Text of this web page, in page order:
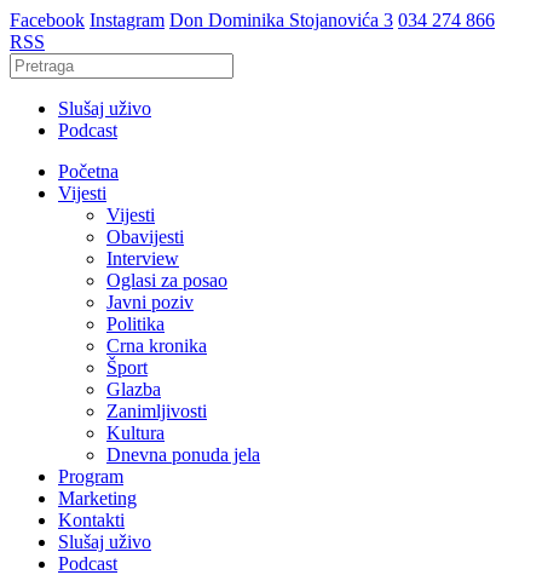
Facebook Instagram Don Dominika Stojanovića 3 034 274 866
RSS
Slušaj uživo
Podcast
Početna
Vijesti
Vijesti
Obavijesti
Interview
Oglasi za posao
Javni poziv
Politika
Crna kronika
Šport
Glazba
Zanimljivosti
Kultura
Dnevna ponuda jela
Program
Marketing
Kontakti
Slušaj uživo
Podcast